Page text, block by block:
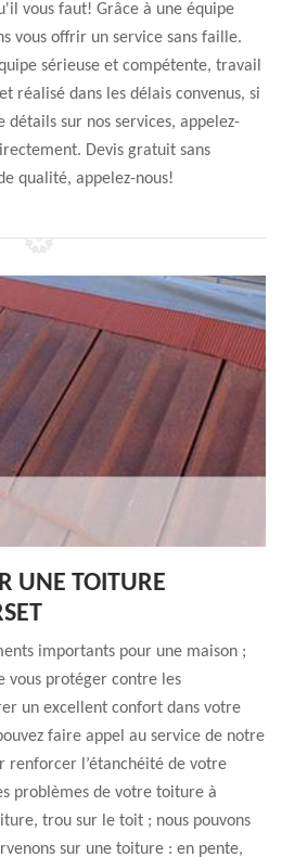
vous faut! Grâce à une équipe
vous offrir un service sans faille.
sérieuse et compétente, travail
réalisé dans les délais convenus, si
détails sur nos services, appelez-
Devis gratuit sans
qualité, appelez-nous!
UNE TOITURE
importants pour une maison ;
vous protéger contre les
un excellent confort dans votre
faire appel au service de notre
renforcer l’étanchéité de votre
problèmes de votre toiture à
trou sur le toit ; nous pouvons
sur une toiture : en pente,